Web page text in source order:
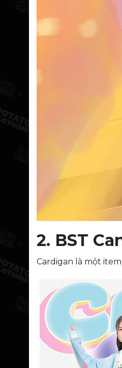
2. BST
Cardigan là một